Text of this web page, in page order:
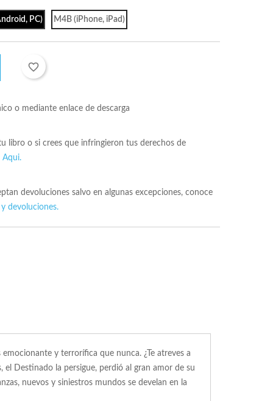
PC) M4B (iPhone, iPad)
favorite_border
o mediante enlace de descarga
libro o si crees que infringieron tus derechos de
Aqui.
devoluciones salvo en algunas excepciones, conoce
y devoluciones.
y terrorífica que nunca. ¿Te atreves a
el Destinado la persigue, perdió al gran amor de su
nuevos y siniestros mundos se develan en la